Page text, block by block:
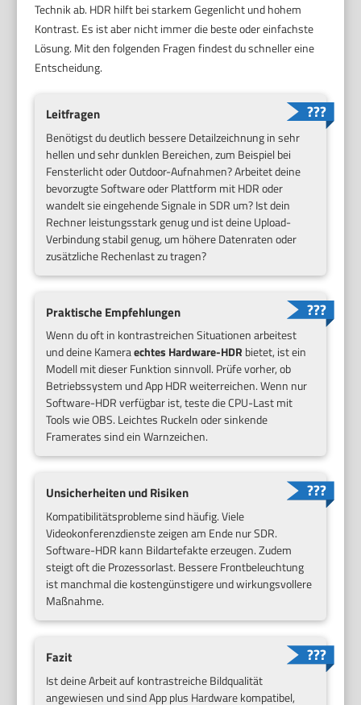
Technik ab. HDR hilft bei starkem Gegenlicht und hohem
Kontrast. Es ist aber nicht immer die beste oder einfachste
Lösung. Mit den folgenden Fragen findest du schneller eine
Entscheidung.
Leitfragen
Benötigst du deutlich bessere Detailzeichnung in sehr
hellen und sehr dunklen Bereichen, zum Beispiel bei
Fensterlicht oder Outdoor-Aufnahmen? Arbeitet deine
bevorzugte Software oder Plattform mit HDR oder
wandelt sie eingehende Signale in SDR um? Ist dein
Rechner leistungsstark genug und ist deine Upload-
Verbindung stabil genug, um höhere Datenraten oder
zusätzliche Rechenlast zu tragen?
Praktische Empfehlungen
Wenn du oft in kontrastreichen Situationen arbeitest
und deine Kameraechtes Hardware-HDR bietet, ist ein
Modell mit dieser Funktion sinnvoll. Prüfe vorher, ob
Betriebssystem und App HDR weiterreichen. Wenn nur
Software-HDR verfügbar ist, teste die CPU-Last mit
Tools wie OBS. Leichtes Ruckeln oder sinkende
Framerates sind ein Warnzeichen.
Unsicherheiten und Risiken
Kompatibilitätsprobleme sind häufig. Viele
Videokonferenzdienste zeigen am Ende nur SDR.
Software-HDR kann Bildartefakte erzeugen. Zudem
steigt oft die Prozessorlast. Bessere Frontbeleuchtung
ist manchmal die kostengünstigere und wirkungsvollere
Maßnahme.
Fazit
Ist deine Arbeit auf kontrastreiche Bildqualität
angewiesen und sind App plus Hardware kompatibel,